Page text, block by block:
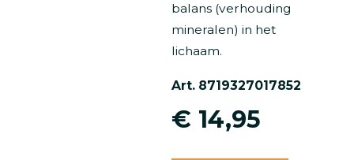
balans (verhouding
mineralen) in het
lichaam.
Art. 8719327017852
€ 14,95